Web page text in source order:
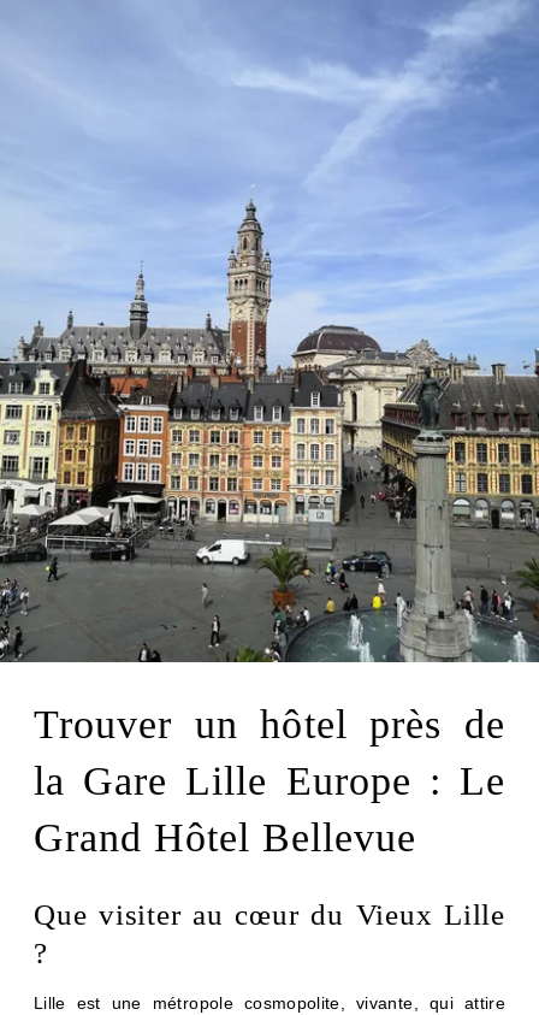
Trouver un hôtel près de
la Gare Lille Europe : Le
Grand Hôtel Bellevue
Que visiter au cœur du Vieux Lille
?
Lille est une métropole cosmopolite, vivante, qui attire